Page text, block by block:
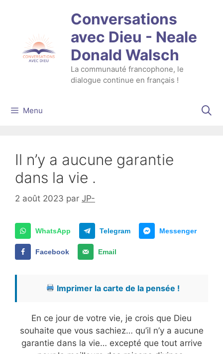
Conversations
avec Dieu - Neale
Donald Walsch
La communauté francophone, le
dialogue continue en français !
Menu
Il n’y a aucune garantie
dans la vie .
2 août 2023 par JP-
WhatsApp Telegram Messenger
Facebook Email
Imprimer la carte de la pensée !
En ce jour de votre vie, je crois que Dieu
souhaite que vous sachiez… qu’il n’y a aucune
garantie dans la vie… excepté que tout arrive